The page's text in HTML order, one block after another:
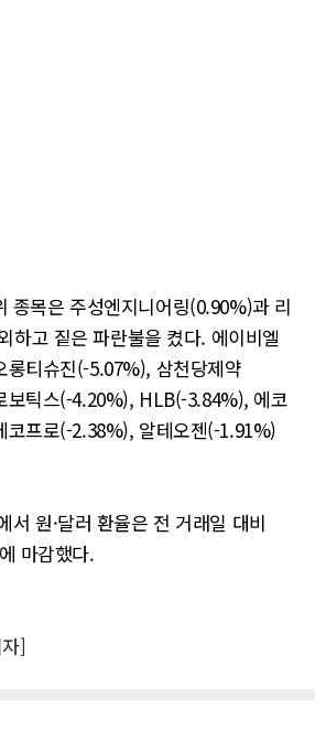
종목은 주성엔지니어링(0.90%)과 리
하고 짙은 파란불을 켰다. 에이비엘
티슈진(-5.07%), 삼천당제약
보틱스(-4.20%), HLB(-3.84%), 에코
코프로(-2.38%), 알테오젠(-1.91%)
서 원·달러 환율은 전 거래일 대비
마감했다.
]